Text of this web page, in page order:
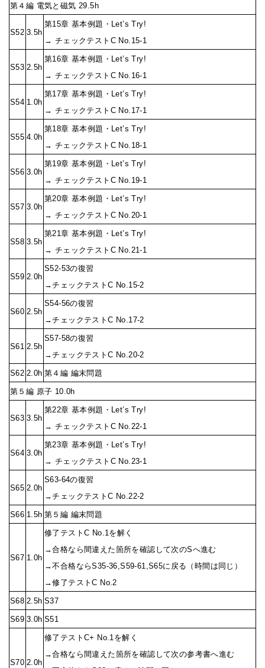
第４編 電気と磁気 29.5h
S52 3.5h
第15章 基本例題・Let’s Try!
→ チェックテストC No.15-1
S53 2.5h
第16章 基本例題・Let’s Try!
→ チェックテストC No.16-1
S54 1.0h
第17章 基本例題・Let’s Try!
→ チェックテストC No.17-1
S55 4.0h
第18章 基本例題・Let’s Try!
→ チェックテストC No.18-1
S56 3.0h
第19章 基本例題・Let’s Try!
→ チェックテストC No.19-1
S57 3.0h
第20章 基本例題・Let’s Try!
→ チェックテストC No.20-1
S58 3.5h
第21章 基本例題・Let’s Try!
→ チェックテストC No.21-1
S59 2.0h
S52-53の復習
→チェックテストC No.15-2
S60 2.5h
S54-56の復習
→チェックテストC No.17-2
S61 2.5h
S57-58の復習
→チェックテストC No.20-2
S62 2.0h 第４編 編末問題
第５編 原子 10.0h
S63 3.5h
第22章 基本例題・Let’s Try!
→ チェックテストC No.22-1
S64 3.0h
第23章 基本例題・Let’s Try!
→ チェックテストC No.23-1
S65 2.0h
S63-64の復習
→チェックテストC No.22-2
S66 1.5h 第５編 編末問題
S67 1.0h
修了テストC No.1を解く
→合格なら間違えた箇所を確認して次のSへ進む
→不合格ならS35-36,S59-61,S65に戻る（時間は同じ）
→修了テストC No.2
S68 2.5h S37
S69 3.0h S51
S70 2.0h
修了テストC+ No.1を解く
→合格なら間違えた箇所を確認して次の参考書へ進む